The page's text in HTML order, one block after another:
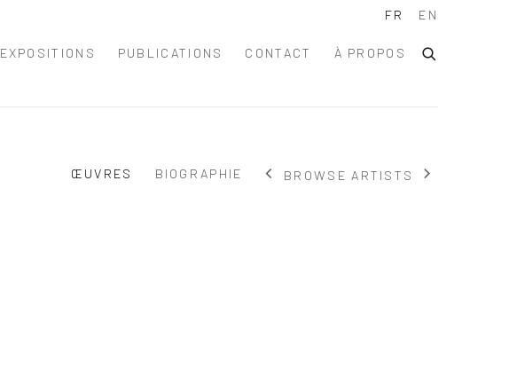
EXPOSITIONS PUBLICATIONS CONTACT À PROPOS
FR EN
ŒUVRES BIOGRAPHIE BROWSE ARTISTS